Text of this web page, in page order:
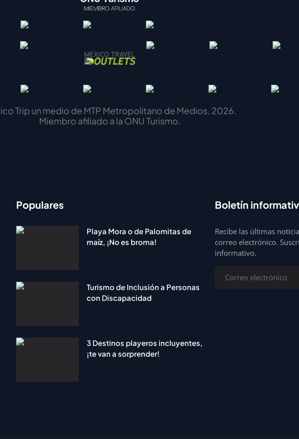
Trip un medio de MTP Metropolitano de Medios, 2026.
Miembro afiliado a la ONU Turismo.
Populares
Playa Mora o de Palomitas de
maíz, ¡No es broma!
Turismo de Inclusión a Personas
con Discapacidad
3 Destinos playeros incluyentes,
¡te van a sorprender!
Boletín
Recibe las últimas
correo electrónico.
informativo.